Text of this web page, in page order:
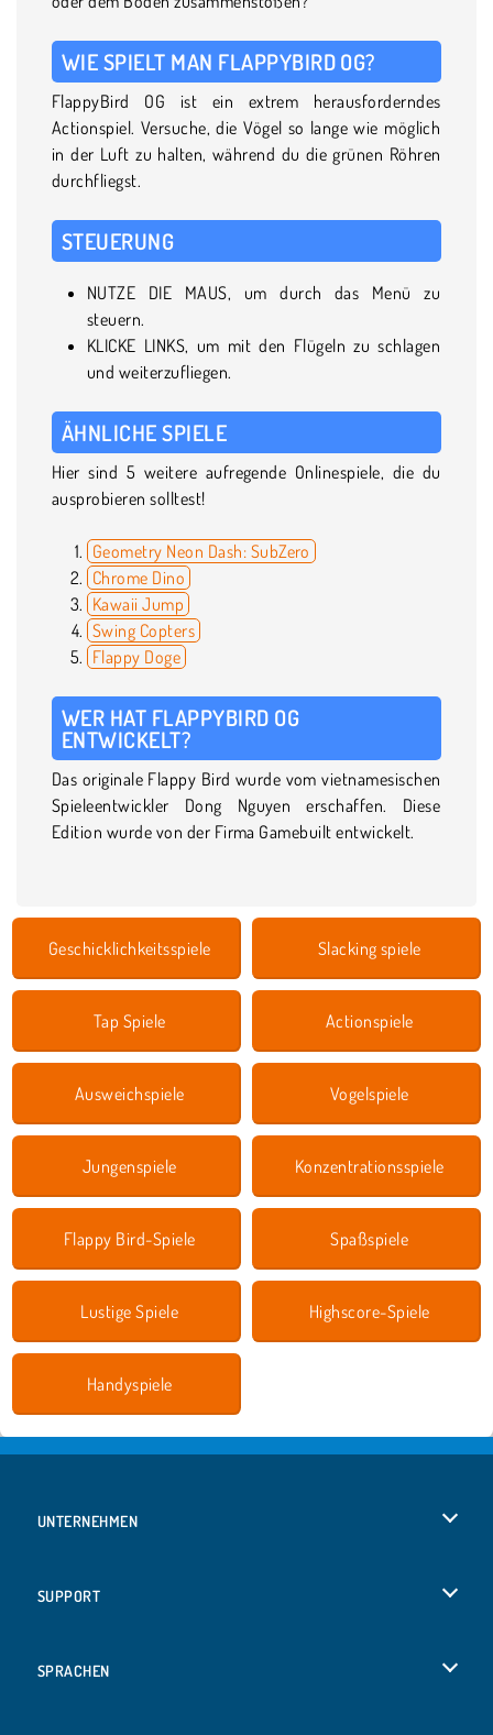
WIE SPIELT MAN FLAPPYBIRD OG?
FlappyBird OG ist ein extrem herausforderndes
Actionspiel. Versuche, die Vögel so lange wie möglich
in der Luft zu halten, während du die grünen Röhren
durchfliegst.
STEUERUNG
NUTZE DIE MAUS, um durch das Menü zu
steuern.
KLICKE LINKS, um mit den Flügeln zu schlagen
und weiterzufliegen.
ÄHNLICHE SPIELE
Hier sind 5 weitere aufregende Onlinespiele, die du
ausprobieren solltest!
Geometry Neon Dash: SubZero
Chrome Dino
Kawaii Jump
Swing Copters
Flappy Doge
WER HAT FLAPPYBIRD OG
ENTWICKELT?
Das originale Flappy Bird wurde vom vietnamesischen
Spieleentwickler Dong Nguyen erschaffen. Diese
Edition wurde von der Firma Gamebuilt entwickelt.
Geschicklichkeitsspiele Slacking spiele
Tap Spiele Actionspiele
Ausweichspiele Vogelspiele
Jungenspiele Konzentrationsspiele
Flappy Bird-Spiele Spaßspiele
Lustige Spiele Highscore-Spiele
Handyspiele
UNTERNEHMEN
SUPPORT
SPRACHEN